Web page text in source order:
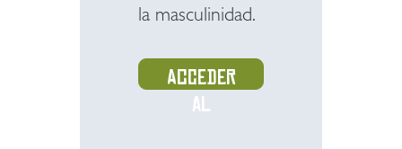
la masculinidad.
Acceder
al